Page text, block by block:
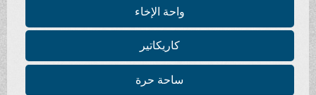
واحة الإخاء
كاريكاتير
ساحة حرة